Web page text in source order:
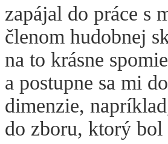
zapájal do práce s
členom hudobnej
na to krásne
a postupne sa mi
dimenzie,
do zboru, ktorý bol